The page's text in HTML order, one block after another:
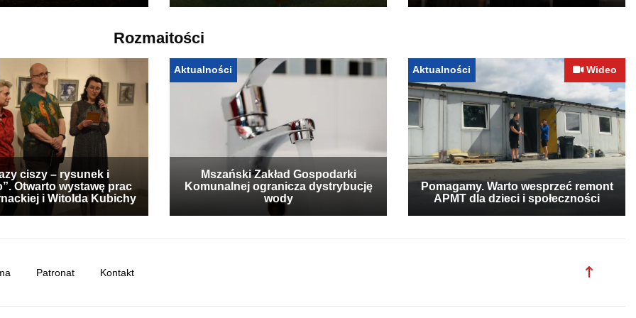
Rozmaitości
ciszy – rysunek i
Otwarto wystawę prac
i Witolda Kubichy
Aktualności
Mszański Zakład Gospodarki
Komunalnej ogranicza dystrybucję
wody
Aktualności Wideo
Pomagamy. Warto wesprzeć remont
APMT dla dzieci i społeczności
Patronat Kontakt